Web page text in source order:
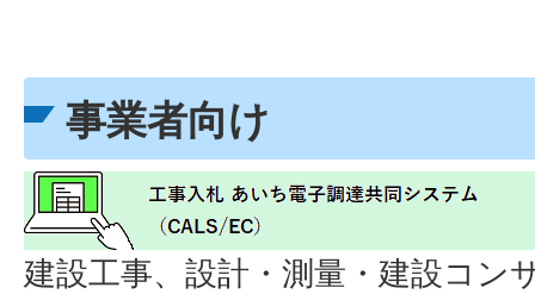
事業者向け
建設工事、設計・測量・建設コン